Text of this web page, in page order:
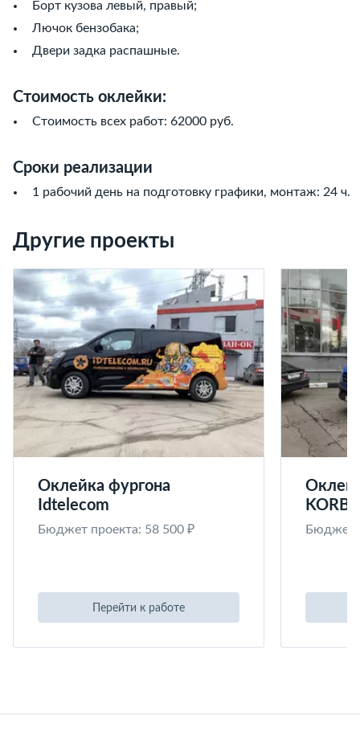
Борт кузова левый, правый;
Лючок бензобака;
Двери задка распашные.
Стоимость оклейки:
Стоимость всех работ: 62000 руб.
Сроки реализации
1 рабочий день на подготовку графики, монтаж: 24 ч.
Другие проекты
Оклейка фургона
Idtelecom
Бюджет проекта: 58 500 ₽
Перейти к работе
KORB
Бюджет